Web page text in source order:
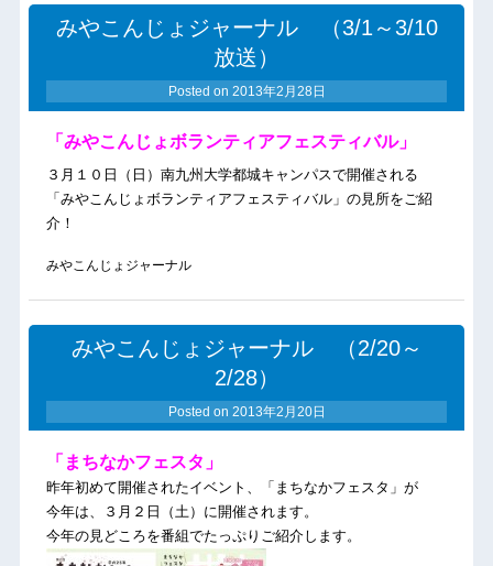
みやこんじょジャーナル （3/1～3/10
放送）
Posted on 2013年2月28日
「みやこんじょボランティアフェスティバル」
３月１０日（日）南九州大学都城キャンパスで開催される
「みやこんじょボランティアフェスティバル」の見所をご紹
介！
みやこんじょジャーナル
みやこんじょジャーナル （2/20～
2/28）
Posted on 2013年2月20日
「まちなかフェスタ」
昨年初めて開催されたイベント、「まちなかフェスタ」が
今年は、３月２日（土）に開催されます。
今年の見どころを番組でたっぷりご紹介します。